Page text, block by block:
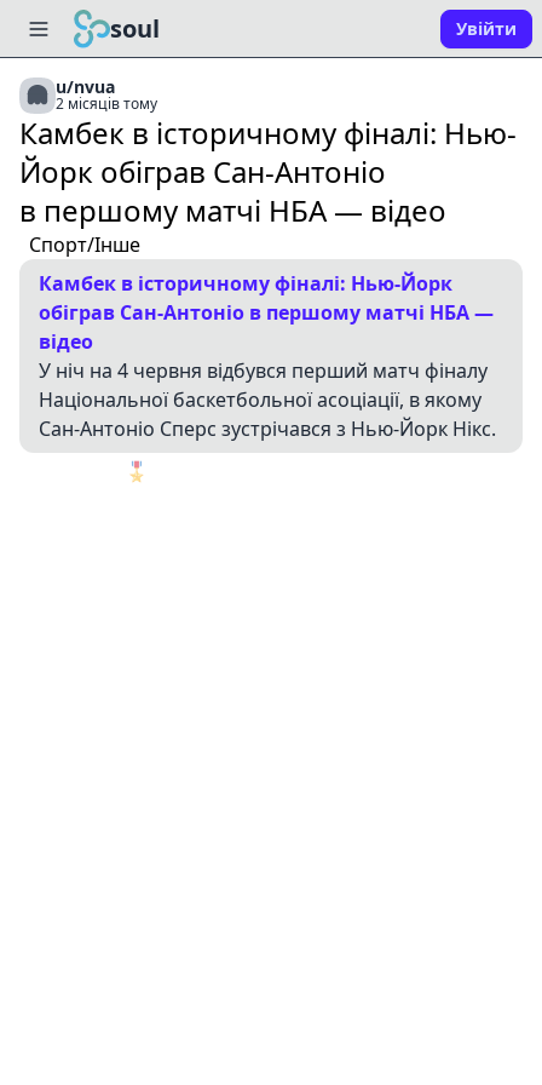
soul Увійти
u/nvua
2 місяців тому
Камбек в історичному фіналі: Нью-
Йорк обіграв Сан-Антоніо
в першому матчі НБА — відео
Спорт/Інше
Камбек в історичному фіналі: Нью-Йорк
обіграв Сан-Антоніо в першому матчі НБА —
відео
У ніч на 4 червня відбувся перший матч фіналу
Національної баскетбольної асоціації, в якому
Сан-Антоніо Сперс зустрічався з Нью-Йорк Нікс.
🎖️